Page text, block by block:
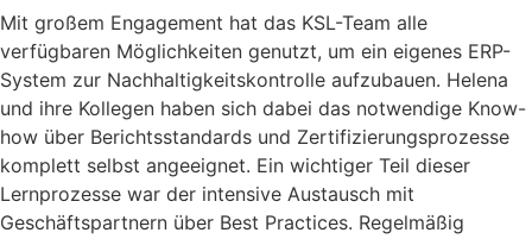
Mit großem Engagement hat das KSL-Team alle
verfügbaren Möglichkeiten genutzt, um ein eigenes ERP-
System zur Nachhaltigkeitskontrolle aufzubauen. Helena
und ihre Kollegen haben sich dabei das notwendige Know-
how über Berichtsstandards und Zertifizierungsprozesse
komplett selbst angeeignet. Ein wichtiger Teil dieser
Lernprozesse war der intensive Austausch mit
Geschäftspartnern über Best Practices. Regelmäßig